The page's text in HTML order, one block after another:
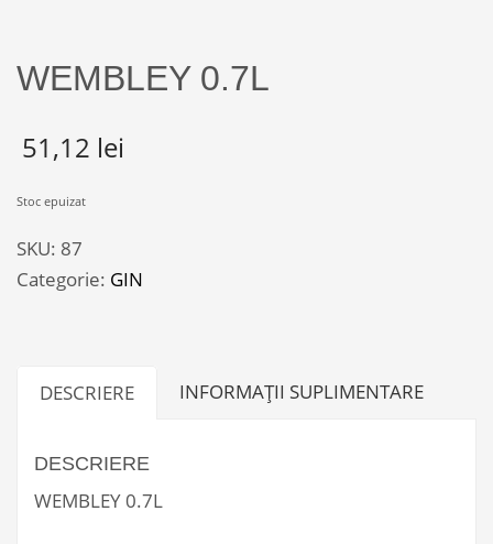
WEMBLEY 0.7L
51,12 lei
Stoc epuizat
SKU: 87
Categorie: GIN
DESCRIERE INFORMAȚII SUPLIMENTARE
DESCRIERE
WEMBLEY 0.7L